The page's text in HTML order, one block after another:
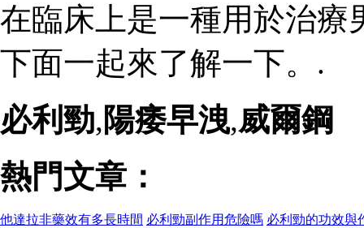
在臨床上是一種用於治療
下面一起來了解一下。.
必利勁, 陽痿早洩,威爾鋼
熱門文章：
他達拉非藥效有多長時間 必利勁副作用危險嗎 必利勁的功效與